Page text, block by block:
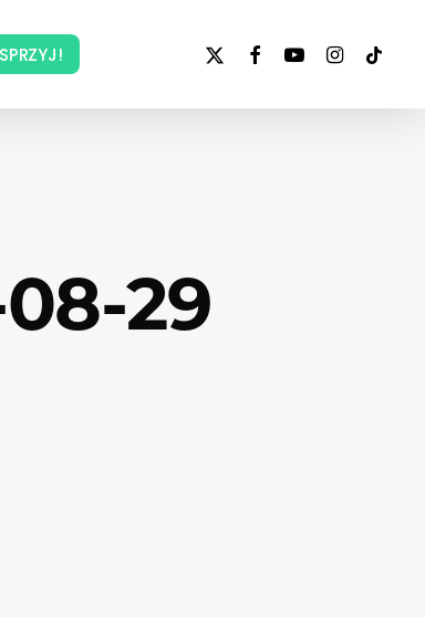
x-
facebookyoutubeinstagram
tiktok
29